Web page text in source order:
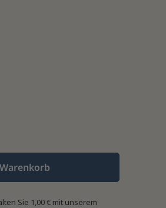
Sie 1,00 € mit unserem